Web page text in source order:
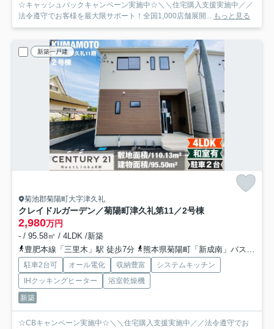
☆キャッシュバックキャンペーン実施中☆＼＼住宅購入支援実施中／／
法令遵守でお客様を最大限サポート！全国1,000店舗展開... もっと見る
新築一戸建
菊池郡菊陽町大字津久礼
クレイドルガーデン／菊陽町津久礼第11／2号棟
2,980万円
- / 95.58㎡ / 4LDK /新築
豊肥本線「三里木」駅 徒歩7分
熊本県菊陽町「新成南」バス停下車 徒歩5分
駐車2台可 オール電化 収納豊富
システムキッチン
IHクッキングヒーター
浴室乾燥機
新築
☆CBキャンペーン実施中☆＼＼住宅購入支援実施中／／法令遵守でお